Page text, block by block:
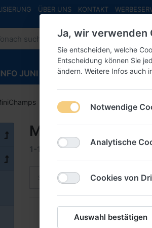
ÜBER UNS KONTAKT
JUNI INFO MAI NEU
MiniChamps PKW 1:87 - 2025
MiniChamps
1-12 von24
Sortiere nach Name: A bis Z
MINI CHAMPS
Ja, wir verwenden
Sie entscheiden, welche
Entscheidung können Sie
ändern. Weitere Infos auch
Notwendige
Analytische
Cookies von
Auswahl bestätigen